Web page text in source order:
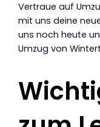
Vertraue auf
mit uns deine
uns noch heute
Umzug von